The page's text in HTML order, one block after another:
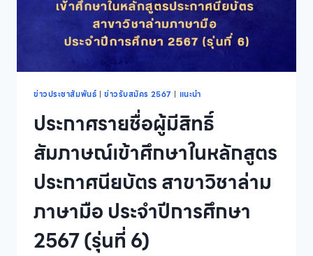
การ
ศึกษา
ระดับ
ปริญญา
โท
กฎหมาย
และ
บริหาร
งาน
ภาค
รัฐ
รุ่น
ที่
4
ข่าวประชาสัมพันธ์ | ข่าวรับสมัคร 2567 | แนะนำ
ประกาศรายชื่อผู้มีสิทธิ์
สัมภาษณ์เข้าศึกษาในหลักสูตร
ประกาศนียบัตร สาขาวิชาล่าม
ภาษามือ ประจำปีการศึกษา
2567 (รุ่นที่ 6)